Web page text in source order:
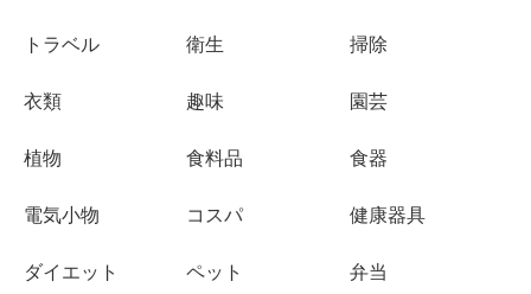
トラベル 衛生 掃除
衣類 趣味 園芸
植物 食料品 食器
電気小物 コスパ 健康器具
ダイエット ペット 弁当